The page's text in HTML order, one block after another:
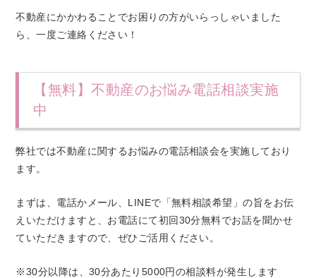
不動産にかかわることでお困りの方がいらっしゃいました
ら、一度ご連絡ください！
【無料】不動産のお悩み電話相談実施
中
弊社では不動産に関するお悩みの電話相談会を実施しており
ます。
まずは、電話かメール、LINEで「無料相談希望」の旨をお伝
えいただけますと、お電話にて初回30分無料でお話を聞かせ
ていただきますので、ぜひご活用ください。
※30分以降は、30分あたり5000円の相談料が発生します